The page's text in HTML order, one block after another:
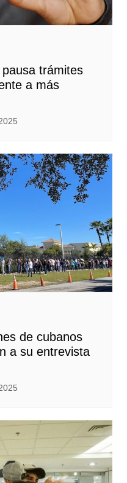
trámites
a más
de cubanos
a su entrevista